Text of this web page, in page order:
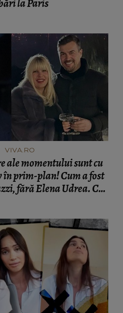
la Paris
VIVA.RO
momentului sunt cu
prim-plan! Cum a fost
fără Elena Udrea. Cu